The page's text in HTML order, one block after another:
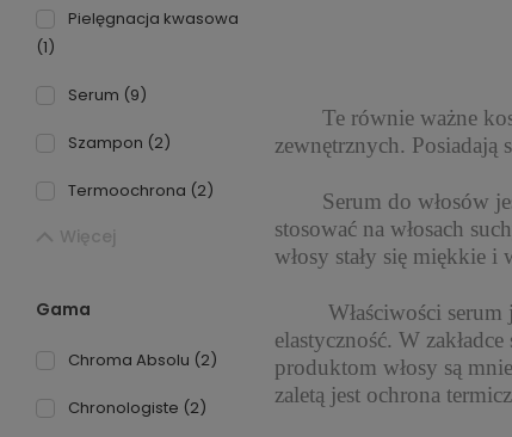
Pielęgnacja kwasowa
(1)
Serum (9)
Szampon (2)
Termoochrona (2)
Więcej
Gama
Chroma Absolu (2)
Chronologiste (2)
Te równie ważne
zewnętrznych. Posiadają
Serum do włosów jest
stosować na włosach
włosy stały się miękkie i
Właściwości serum
elastyczność. W
produktom włosy są
zaletą jest ochrona